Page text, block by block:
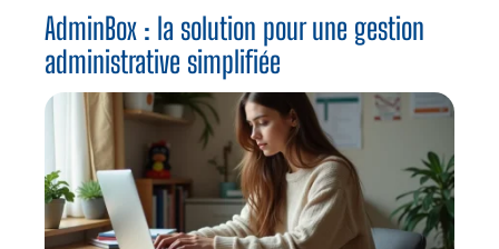
AdminBox : la solution pour une gestion
administrative simplifiée